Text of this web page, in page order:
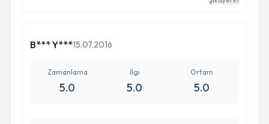
B*** Y***15.07.2016
Zamanlama
5.0
İlgi
5.0
Ortam
5.0